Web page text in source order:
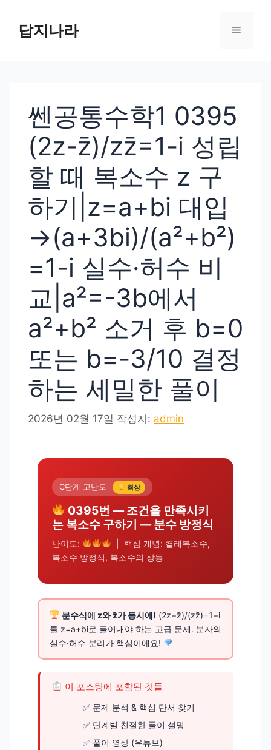
답지나라 메
쎈공통수학1 0395
(2z-z̄)/zz̄=1-i 성립
할 때 복소수 z 구
하기|z=a+bi 대입
→(a+3bi)/(a²+b²)
=1-i 실수·허수 비
교|a²=-3b에서
a²+b² 소거 후 b=0
또는 b=-3/10 결정
하는 세밀한 풀이
2026년 02월 17일 작성자: admin
C단계 고난도 최상
0395번 — 조건을 만족시키
는 복소수 구하기 — 분수 방정식
난이도:
| 핵심 개념: 켤레복소수,
복소수 방정식, 복소수의 상등
분수식에 z와 z̄가 동시에! (2z−z̄)/(zz̄)=1−i
를 z=a+bi로 풀어내야 하는 고급 문제. 분자의
실수·허수 분리가 핵심이에요!
이 포스팅에 포함된 것들
문제 분석 & 핵심 단서 찾기
단계별 친절한 풀이 설명
풀이 영상 (유튜브)